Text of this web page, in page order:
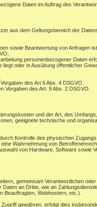
Daten im Auftrag des
aus dem Geltungsbereich der
sowie Beantwortung von Anfragen
personenbezogener Daten
oder in Ausübung öffentlicher
des Art 6 Abs. 4 DSGVO.
Vorgaben des Art. 9 Abs. 2 DSGVO.
und der Art, des
geeignete technische und
Kontrolle des physischen
Wahrnehmung von
von Hardware, Software sowie
gemeinsam Verantwortlichen
an Dritte, wie an
Beauftragten, Webhostern, etc.).
gewähren, erfolgt dies